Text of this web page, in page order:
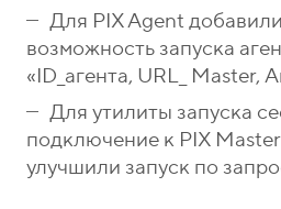
Для PIX Agent добавили
возможность запуска
«ID_агента, URL_ Master,
Для утилиты запуска
подключение к PIX
улучшили запуск по